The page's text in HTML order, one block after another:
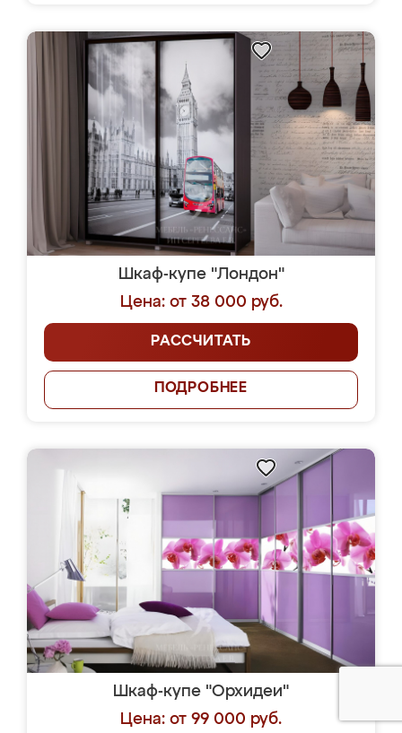
Шкаф-купе "Лондон"
Цена: от 38 000 руб.
РАССЧИТАТЬ
ПОДРОБНЕЕ
Шкаф-купе "Орхидеи"
Цена: от 99 000 руб.